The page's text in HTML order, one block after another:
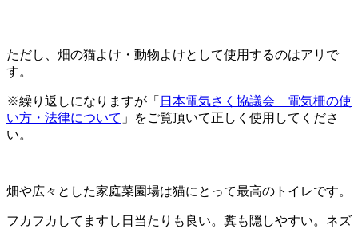
ただし、畑の猫よけ・動物よけとして使用するのはアリで
す。
※繰り返しになりますが「 日本電気さく協議会 電気柵の使
い方・法律について 」をご覧頂いて正しく使用してくださ
い。
畑や広々とした家庭菜園場は猫にとって最高のトイレです。
フカフカしてますし日当たりも良い。糞も隠しやすい。ネズ